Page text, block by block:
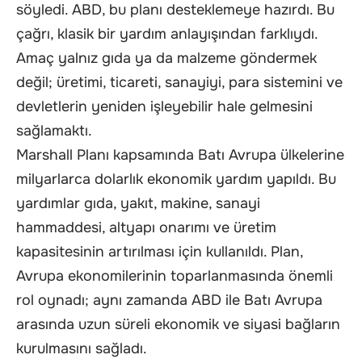
söyledi. ABD, bu planı desteklemeye hazırdı. Bu
çağrı, klasik bir yardım anlayışından farklıydı.
Amaç yalnız gıda ya da malzeme göndermek
değil; üretimi, ticareti, sanayiyi, para sistemini ve
devletlerin yeniden işleyebilir hale gelmesini
sağlamaktı.
Marshall Planı kapsamında Batı Avrupa ülkelerine
milyarlarca dolarlık ekonomik yardım yapıldı. Bu
yardımlar gıda, yakıt, makine, sanayi
hammaddesi, altyapı onarımı ve üretim
kapasitesinin artırılması için kullanıldı. Plan,
Avrupa ekonomilerinin toparlanmasında önemli
rol oynadı; aynı zamanda ABD ile Batı Avrupa
arasında uzun süreli ekonomik ve siyasi bağların
kurulmasını sağladı.